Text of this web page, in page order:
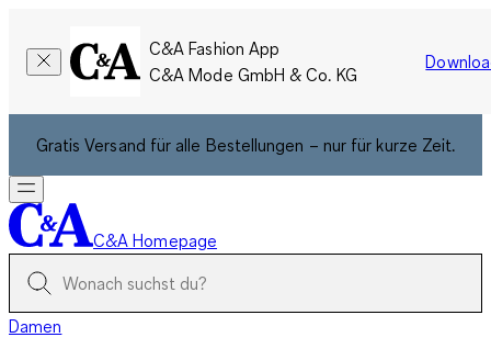
C&A Fashion App
C&A Mode GmbH & Co. KG
Gratis Versand für alle Bestellungen – nur für kurze Zeit.
C&A Homepage
Damen